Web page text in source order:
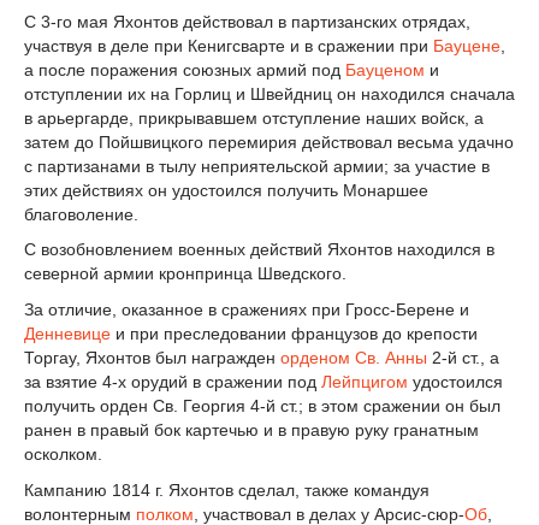
С 3-го мая Яхонтов действовал в партизанских отрядах,
участвуя в деле при Кенигсварте и в сражении при Бауцене
а после поражения союзных армий под Бауценом и
отступлении их на Горлиц и Швейдниц он находился сначала
в арьергарде, прикрывавшем отступление наших войск, а
затем до Пойшвицкого перемирия действовал весьма удачно
с партизанами в тылу неприятельской армии; за участие в
этих действиях он удостоился получить Монаршее
благоволение.
С возобновлением военных действий Яхонтов находился в
северной армии кронпринца Шведского.
За отличие, оказанное в сражениях при Гросс-Берене и
Денневице и при преследовании французов до крепости
Торгау, Яхонтов был награжден орденом Св. Анны 2-й ст., а
за взятие 4-х орудий в сражении под Лейпцигом удостоился
получить орден Св. Георгия 4-й ст.; в этом сражении он был
ранен в правый бок картечью и в правую руку гранатным
осколком.
Кампанию 1814 г. Яхонтов сделал, также командуя
волонтерным полком , участвовал в делах у Арсис-сюр-Об